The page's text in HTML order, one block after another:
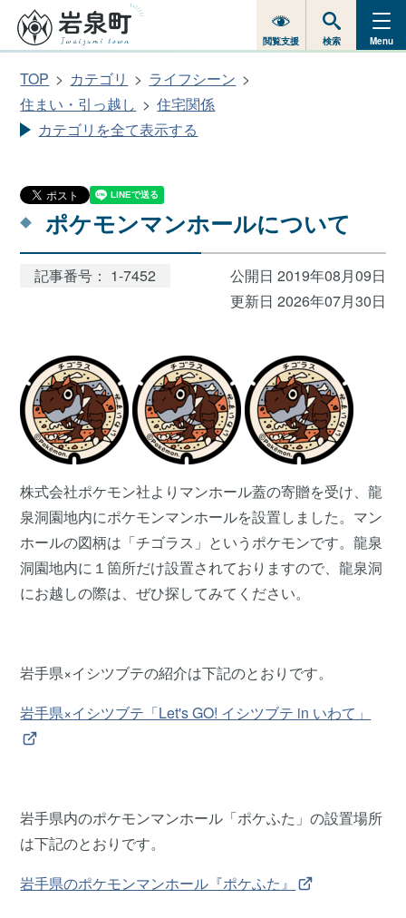
閲覧支援 検索 Menu
TOP カテゴリ
ライフシーン
住まい・引っ越し
住宅関係
カテゴリを全て表示する
ポケモンマンホールについて
記事番号： 1-7452
公開日 2019年08月09日
更新日 2026年07月30日
株式会社ポケモン社よりマンホール蓋の寄贈を受け、龍
泉洞園地内にポケモンマンホールを設置しました。マン
ホールの図柄は「チゴラス」というポケモンです。龍泉
洞園地内に１箇所だけ設置されておりますので、龍泉洞
にお越しの際は、ぜひ探してみてください。
岩手県×イシツブテの紹介は下記のとおりです。
岩手県×イシツブテ「Let's GO! イシツブテ in いわて」
岩手県内のポケモンマンホール「ポケふた」の設置場所
は下記のとおりです。
岩手県のポケモンマンホール『ポケふた』